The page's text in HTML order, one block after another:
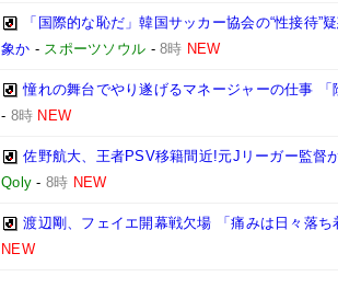
「国際的な恥だ」韓国サッカー協会の“性接待
象か - スポーツソウル -8時 NEW
憧れの舞台でやり遂げるマネージャーの仕事
- 8時 NEW
佐野航大、王者PSV移籍間近!元Jリーガー監
Qoly - 8時 NEW
渡辺剛、フェイエ開幕戦欠場 「痛みは日々落
NEW